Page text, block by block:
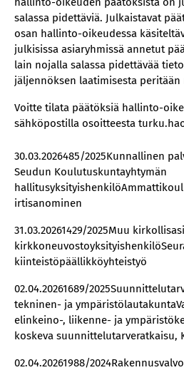
salassa pidettäviä. Julkaistavat
osan hallinto-oikeudessa
julkisissa asiaryhmissä annetut
lain nojalla salassa pidettävää
jäljennöksen laatimisesta peritään
Voitte tilata päätöksiä hallinto-
sähköpostilla osoitteesta
30.03.2026485/2025Kunnallinen
Seudun Koulutuskuntayhtymän
irtisanominen
31.03.20261429/2025Muu
kiinteistöpäällikköyhteistyö
02.04.20261689/
tekninen- ja
elinkeino-, liikenne- ja
koskeva suunnittelutarveratkaisu,
02.04.20261988/